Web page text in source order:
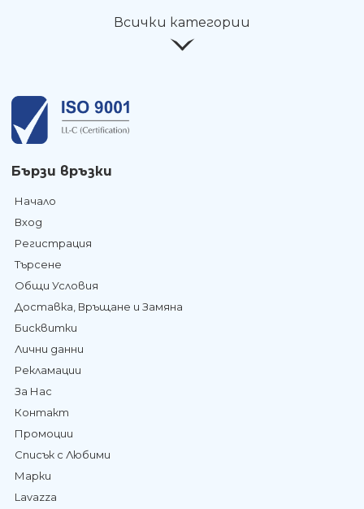
Всички категории
Бързи връзки
Начало
Вход
Регистрация
Търсене
Общи Условия
Доставка, Връщане и Замяна
Бисквитки
Лични данни
Рекламации
За Нас
Контакт
Промоции
Списък с Любими
Марки
Lavazza